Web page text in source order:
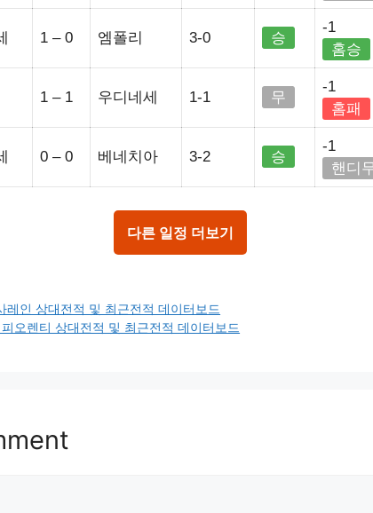
1 – 0 엠폴리 3-0 승
-1
홈승
1 – 1 우디네세 1-1 무
-1
홈패
0 – 0 베네치아 3-2 승
-1
핸디
다른 일정 더보기
인 상대전적 및 최근전적 데이터보드
오렌티 상대전적 및 최근전적 데이터보드